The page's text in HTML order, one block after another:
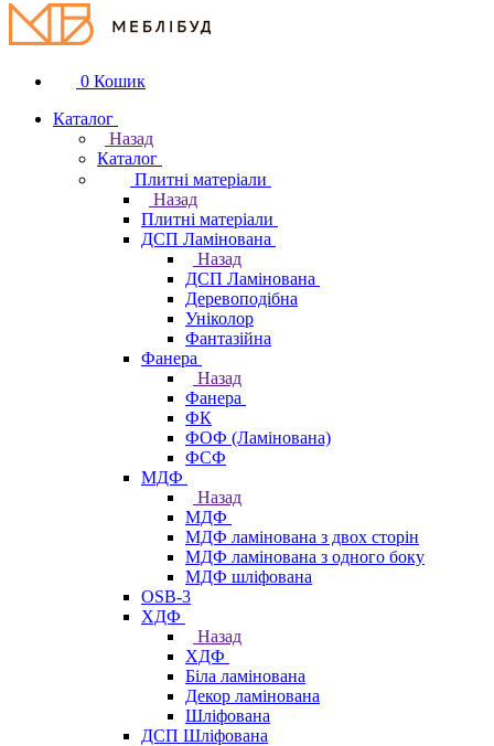
0 Кошик
Каталог
Назад
Каталог
Плитні матеріали
Назад
Плитні матеріали
ДСП Ламінована
Назад
ДСП Ламінована
Деревоподібна
Уніколор
Фантазійна
Фанера
Назад
Фанера
ФК
ФОФ (Ламінована)
ФСФ
МДФ
Назад
МДФ
МДФ ламінована з двох сторін
МДФ ламінована з одного боку
МДФ шліфована
OSB-3
ХДФ
Назад
ХДФ
Біла ламінована
Декор ламінована
Шліфована
ДСП Шліфована